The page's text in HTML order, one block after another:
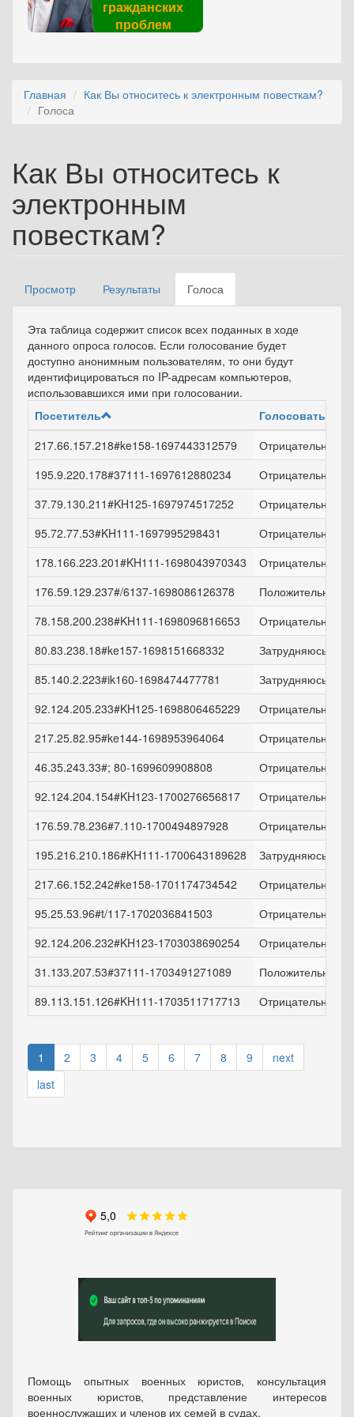
гражданских
проблем
Главная
Как Вы относитесь к электронным повесткам?
Голоса
Как Вы относитесь к
электронным
повесткам?
Главные вкладки
Просмотр Результаты Голоса
вкладка)
Эта таблица содержит список всех поданных в ходе
данного опроса голосов. Если голосование будет
доступно анонимным пользователям, то они будут
идентифицироваться по IP-адресам компьютеров,
использовавшихся ими при голосовании.
Посетитель
Голосовать
217.66.157.218#ke158-1697443312579
Отрицательно!
195.9.220.178#37111-1697612880234
Отрицательно!
37.79.130.211#KH125-1697974517252
Отрицательно!
95.72.77.53#KH111-1697995298431
Отрицательно!
178.166.223.201#KH111-1698043970343
Отрицательно!
176.59.129.237#/6137-1698086126378
Положительно!
78.158.200.238#KH111-1698096816653
Отрицательно!
80.83.238.18#ke157-1698151668332
Затрудняюсь
85.140.2.223#ik160-1698474477781
Затрудняюсь
92.124.205.233#KH125-1698806465229
Отрицательно!
217.25.82.95#ke144-1698953964064
Отрицательно!
46.35.243.33#; 80-1699609908808
Отрицательно!
92.124.204.154#KH123-1700276656817
Отрицательно!
176.59.78.236#7.110-1700494897928
Отрицательно!
195.216.210.186#KH111-1700643189628
Затрудняюсь
217.66.152.242#ke158-1701174734542
Отрицательно!
95.25.53.96#t/117-1702036841503
Отрицательно!
92.124.206.232#KH123-1703038690254
Отрицательно!
31.133.207.53#37111-1703491271089
Положительно!
89.113.151.126#KH111-1703511717713
Отрицательно!
1 2 3 4 5 6 7 8 9
next
last
Помощь опытных военных юристов, консультация
военных юристов, представление интересов
военнослужащих и членов их семей в судах.